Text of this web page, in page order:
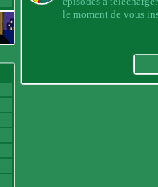
le moment de vous